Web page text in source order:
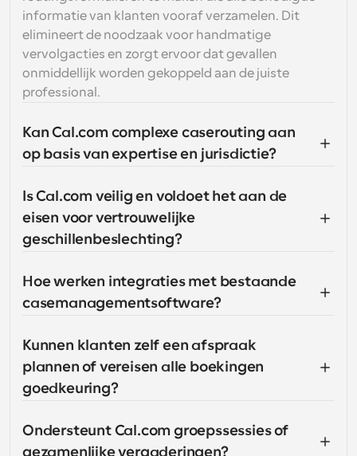
informatie van klanten vooraf verzamelen. Dit
elimineert de noodzaak voor handmatige
vervolgacties en zorgt ervoor dat gevallen
onmiddellijk worden gekoppeld aan de juiste
professional.
Kan Cal.com complexe caserouting aan
op basis van expertise en jurisdictie?
Is Cal.com veilig en voldoet het aan de
eisen voor vertrouwelijke
geschillenbeslechting?
Hoe werken integraties met bestaande
casemanagementsoftware?
Kunnen klanten zelf een afspraak
plannen of vereisen alle boekingen
goedkeuring?
Ondersteunt Cal.com groepssessies of
gezamenlijke vergaderingen?